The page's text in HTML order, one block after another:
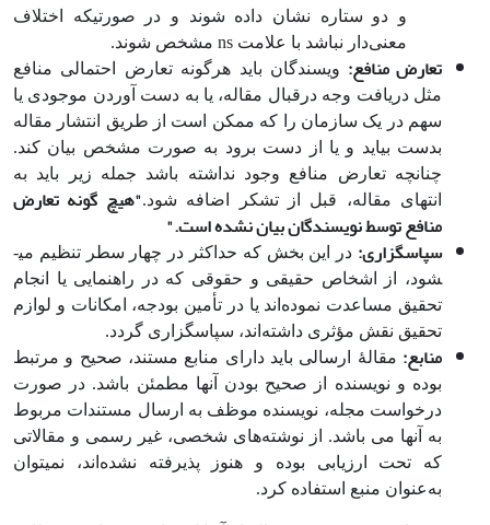
و دو ستاره نشان داده شوند و در صورتیکه اختلاف
معنی‌دار نباشد با علامت ns مشخص شوند.
تعارض منافع: ویسندگان باید هرگونه تعارض احتمالی منافع
مثل دریافت وجه درقبال مقاله، یا به دست آوردن موجودی یا
سهم در یک سازمان را که ممکن است از طریق انتشار مقاله
بدست بیاید و یا از دست برود به صورت مشخص بیان کند.
چنانچه تعارض منافع وجود نداشته باشد جمله زیر باید به
انتهای مقاله، قبل از تشکر اضافه شود."هیچ گونه تعارض
منافع توسط نویسندگان بیان نشده است."
سپاسگزاری:در این بخش که حداکثر در چهار سطر تنظیم می­
شود، از اشخاص حقیقی و حقوقی که در راهنمایی یا انجام
تحقیق مساعدت نموده‌اند یا در تأمین بودجه، امکانات و لوازم
تحقیق نقش مؤثری داشته‌اند، سپاسگزاری گردد.
منابع: مقالۀ ارسالی باید دارای منابع مستند، صحیح و مرتبط
بوده و نویسنده از صحیح بودن آن­ها مطمئن باشد. در صورت
درخواست مجله، نویسنده موظف به ارسال مستندات مربوط
به آن­ها می باشد. از نوشته‌های شخصی، غیر رسمی و مقالاتی
که تحت ارزیابی بوده و هنوز پذیرفته نشده‌اند، نمی­توان
به‌عنوان منبع استفاده کرد.